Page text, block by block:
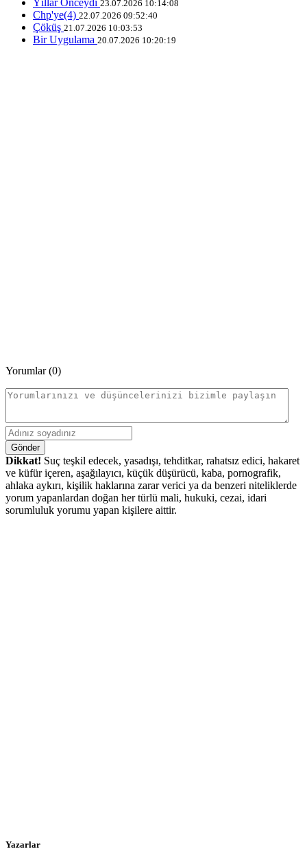
Yıllar Önceydi 23.07.2026 10:14:08
Chp'ye(4) 22.07.2026 09:52:40
Çöküş 21.07.2026 10:03:53
Bir Uygulama 20.07.2026 10:20:19
Yorumlar (0)
Gönder
Dikkat! Suç teşkil edecek, yasadışı, tehditkar, rahatsız edici, hakaret
ve küfür içeren, aşağılayıcı, küçük düşürücü, kaba, pornografik,
ahlaka aykırı, kişilik haklarına zarar verici ya da benzeri niteliklerde
yorum yapanlardan doğan her türlü mali, hukuki, cezai, idari
sorumluluk yorumu yapan kişilere aittir.
Yazarlar